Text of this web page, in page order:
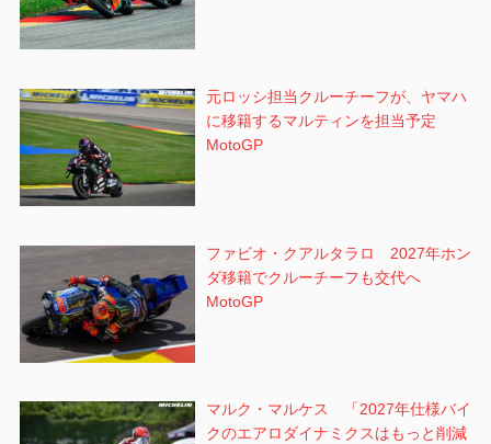
元ロッシ担当クルーチーフが、ヤマハ
に移籍するマルティンを担当予定
MotoGP
ファビオ・クアルタラロ 2027年ホン
ダ移籍でクルーチーフも交代へ
MotoGP
マルク・マルケス 「2027年仕様バイ
クのエアロダイナミクスはもっと削減